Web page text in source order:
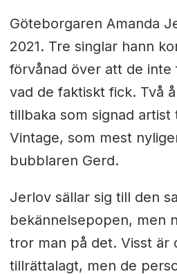
Göteborgaren Amanda
2021. Tre singlar hann
förvånad över att de inte
vad de faktiskt fick. Två
tillbaka som signad artist
Vintage, som mest
bubblaren Gerd.
Jerlov sällar sig till den
bekännelsepopen, men
tror man på det. Visst är
tillrättalagt, men de